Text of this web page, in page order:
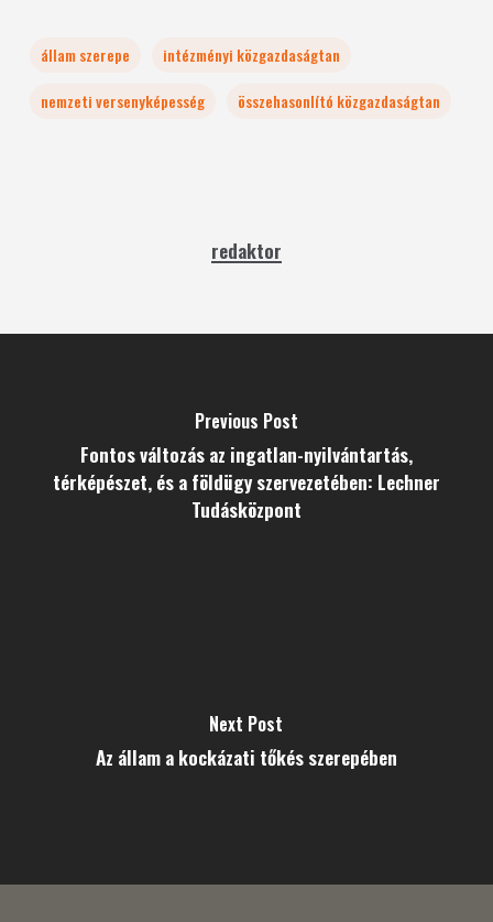
állam szerepe
intézményi közgazdaságtan
nemzeti versenyképesség
összehasonlító közgazdaságtan
redaktor
Previous Post
Fontos változás az ingatlan-nyilvántartás,
térképészet, és a földügy szervezetében: Lechner
Tudásközpont
Next Post
Az állam a kockázati tőkés szerepében